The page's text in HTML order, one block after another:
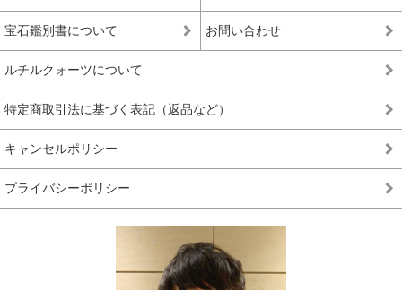
宝石鑑別書について お問い合わせ
ルチルクォーツについて
特定商取引法に基づく表記（返品など）
キャンセルポリシー
プライバシーポリシー